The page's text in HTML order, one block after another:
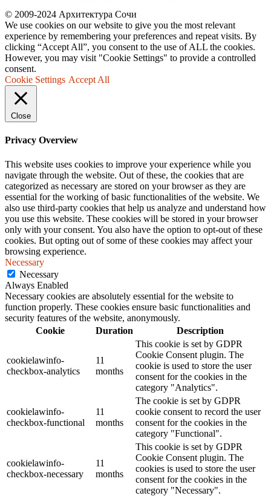
© 2009-2024 Архитектура Сочи
We use cookies on our website to give you the most relevant
experience by remembering your preferences and repeat visits. By
clicking “Accept All”, you consent to the use of ALL the cookies.
However, you may visit "Cookie Settings" to provide a controlled
consent.
Cookie Settings Accept All
Close
Privacy Overview
This website uses cookies to improve your experience while you
navigate through the website. Out of these, the cookies that are
categorized as necessary are stored on your browser as they are
essential for the working of basic functionalities of the website. We
also use third-party cookies that help us analyze and understand how
you use this website. These cookies will be stored in your browser
only with your consent. You also have the option to opt-out of these
cookies. But opting out of some of these cookies may affect your
browsing experience.
Necessary
Necessary
Always Enabled
Necessary cookies are absolutely essential for the website to
function properly. These cookies ensure basic functionalities and
security features of the website, anonymously.
Cookie
Duration Description
cookielawinfo-
checkbox-analytics
11
months
This cookie is set by GDPR
Cookie Consent plugin. The
cookie is used to store the user
consent for the cookies in the
category "Analytics".
cookielawinfo-
checkbox-functional
11
months
The cookie is set by GDPR
cookie consent to record the user
consent for the cookies in the
category "Functional".
cookielawinfo-
checkbox-necessary
11
months
This cookie is set by GDPR
Cookie Consent plugin. The
cookies is used to store the user
consent for the cookies in the
category "Necessary".